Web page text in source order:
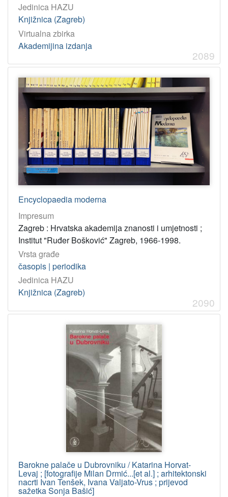
Jedinica HAZU
Knjižnica (Zagreb)
Virtualna zbirka
Akademijina izdanja
2089
Encyclopaedia moderna
Impresum
Zagreb : Hrvatska akademija znanosti i umjetnosti ;
Institut "Ruđer Bošković" Zagreb, 1966-1998.
Vrsta građe
časopis | periodika
Jedinica HAZU
Knjižnica (Zagreb)
2090
Barokne palače u Dubrovniku / Katarina Horvat-
Levaj ; [fotografije Milan Drmić...[et al.] ; arhitektonski
nacrti Ivan Tenšek, Ivana Valjato-Vrus ; prijevod
sažetka Sonja Bašić]